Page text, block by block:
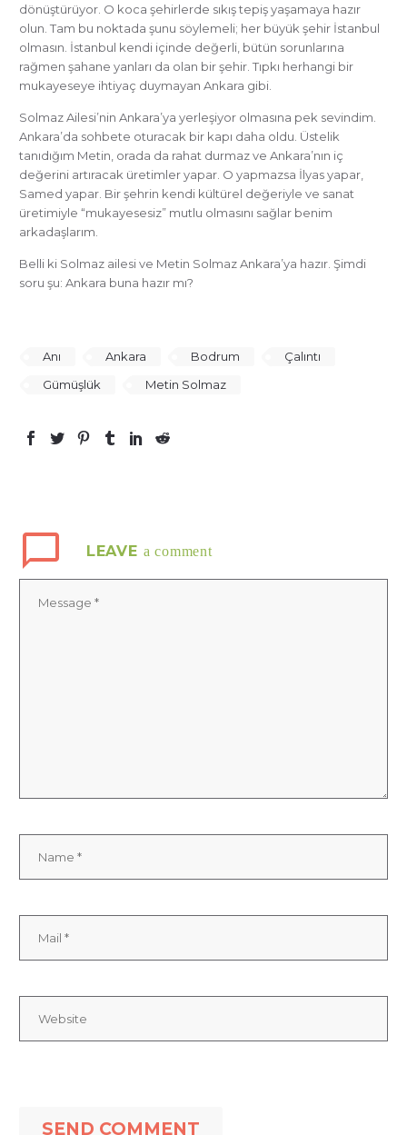
dönüştürüyor. O koca şehirlerde sıkış tepiş yaşamaya hazır
olun. Tam bu noktada şunu söylemeli; her büyük şehir İstanbul
olmasın. İstanbul kendi içinde değerli, bütün sorunlarına
rağmen şahane yanları da olan bir şehir. Tıpkı herhangi bir
mukayeseye ihtiyaç duymayan Ankara gibi.
Solmaz Ailesi’nin Ankara’ya yerleşiyor olmasına pek sevindim.
Ankara’da sohbete oturacak bir kapı daha oldu. Üstelik
tanıdığım Metin, orada da rahat durmaz ve Ankara’nın iç
değerini artıracak üretimler yapar. O yapmazsa İlyas yapar,
Samed yapar. Bir şehrin kendi kültürel değeriyle ve sanat
üretimiyle “mukayesesiz” mutlu olmasını sağlar benim
arkadaşlarım.
Belli ki Solmaz ailesi ve Metin Solmaz Ankara’ya hazır. Şimdi
soru şu: Ankara buna hazır mı?
Anı Ankara Bodrum
Çalıntı
Gümüşlük
Metin Solmaz
LEAVE a comment
SEND COMMENT